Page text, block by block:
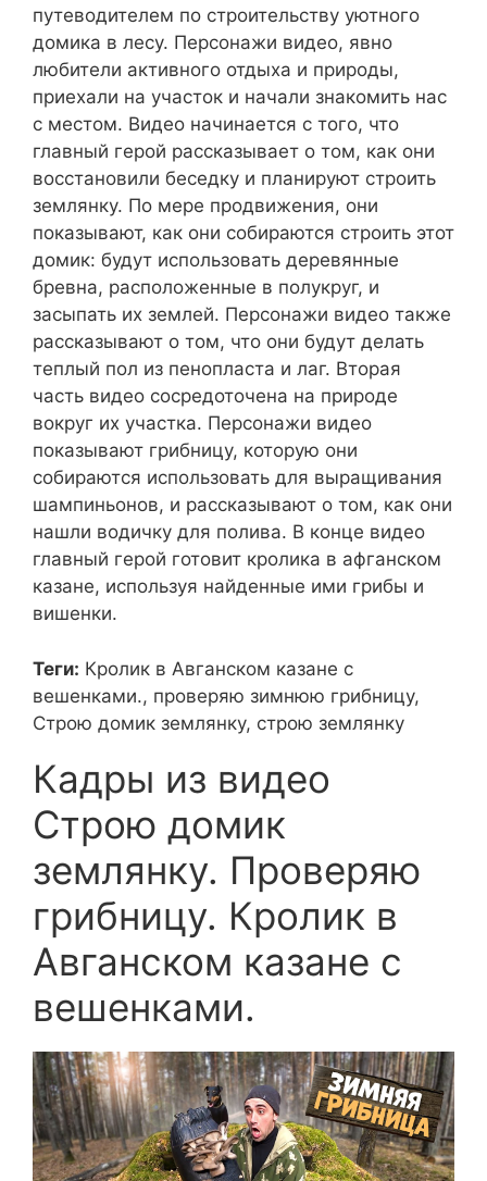
путеводителем по строительству уютного
домика в лесу. Персонажи видео, явно
любители активного отдыха и природы,
приехали на участок и начали знакомить нас
с местом. Видео начинается с того, что
главный герой рассказывает о том, как они
восстановили беседку и планируют строить
землянку. По мере продвижения, они
показывают, как они собираются строить этот
домик: будут использовать деревянные
бревна, расположенные в полукруг, и
засыпать их землей. Персонажи видео также
рассказывают о том, что они будут делать
теплый пол из пенопласта и лаг. Вторая
часть видео сосредоточена на природе
вокруг их участка. Персонажи видео
показывают грибницу, которую они
собираются использовать для выращивания
шампиньонов, и рассказывают о том, как они
нашли водичку для полива. В конце видео
главный герой готовит кролика в афганском
казане, используя найденные ими грибы и
вишенки.
Теги: Кролик в Авганском казане с
вешенками., проверяю зимнюю грибницу,
Строю домик землянку, строю землянку
Кадры из видео
Строю домик
землянку. Проверяю
грибницу. Кролик в
Авганском казане с
вешенками.